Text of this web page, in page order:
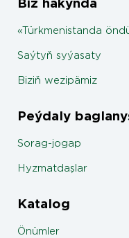
Biz hakynda
«Türkmenistanda
Saýtyň syýasaty
Biziň wezipämiz
Peýdaly
Sorag-jogap
Hyzmatdaşlar
Katalog
Önümler